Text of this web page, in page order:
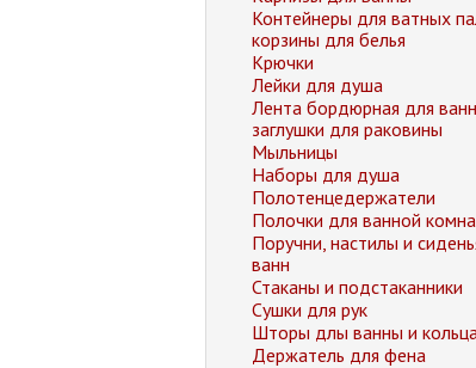
Контейнеры для ватных
корзины для белья
Крючки
Лейки для душа
Лента бордюрная для
заглушки для раковины
Мыльницы
Наборы для душа
Полотенцедержатели
Полочки для ванной
Поручни, настилы и
ванн
Стаканы и подстаканники
Сушки для рук
Шторы длы ванны и
Держатель для фена